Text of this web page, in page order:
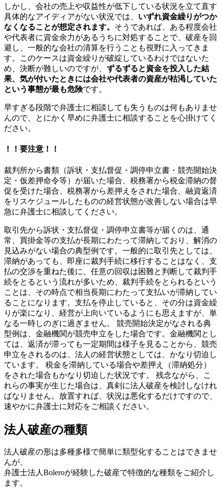
しかし、会社の売上や収益性が低下している状況を立て直す
具体的なアイディアがない状況では、 いずれ資金繰りがつか
なくなることが想定されます。 そうであれば、ある程度会社
や代表者に資金余力があるうちに対処することで、破産を回
避し、一般的な会社の清算を行うことも視野に入ってきま
す。このケースは資金繰りが破綻しているわけではないた
め、決断が難しいのですが、 ずるずると資金を投入した結
果、気が付いたときには会社や代表者の資産が枯渇していた
という事態が最も危険です。
早すぎる段階で弁護士に相談しても失うものは何もありませ
んので、とにかく早めに弁護士に相談することを心掛けてく
ださい。
！！要注意！！
裁判所から書類（訴状・支払督促・調停申立書・競売開始決
定・仮差押命令等）が届いた場合、税務署から税金滞納の督
促を受けた場合、税務署から差押えをされた場合、融資返済
をリスケジュールしたものの経営状態が改善しない場合は早
急に弁護士に相談してください。
取引先から訴状・支払督促・調停申立書等が届くのは、通
常、買掛金等の支払が長期にわたって滞納しており、解消の
見込みがない場合の典型例です。一般的に取引先としては、
滞納があっても、即座に裁判手続に移行することはなく、支
払の交渉を重ねた後に、任意の回収は困難と判断して裁判手
続をとるという流れが多いため、裁判手続をとられるという
ことは、その時点で相当長期にわたって支払いが滞納してい
ることになります。支払を停止していると、その分は資金繰
りが楽になり、経営が上向いているようにも思えますが、単
なる一時しのぎに過ぎません。 競売開始決定がなされる典
型例は、金融機関が競売申立をした場合です。金融機関とし
ては、返済が滞っても一定期間は様子を見ることから、競売
申立をされるのは、法人の経営状態としては、かなり切迫し
ています。 税金を滞納している場合や差押え（滞納処分）
をされた場合もかなり切迫した状況です。 残念ながら、こ
れらの事実が生じた場合は、真剣に法人破産を検討しなけれ
ばなりません。放置すれば、状況は悪化するだけですので、
速やかに弁護士に対応をご相談ください。
法人破産の種類
法人破産の形は多種多様で簡単に類型化することはできませ
んが、
弁護士法人Boleroが経験した破産で特徴的な種類をご紹介し
ます。